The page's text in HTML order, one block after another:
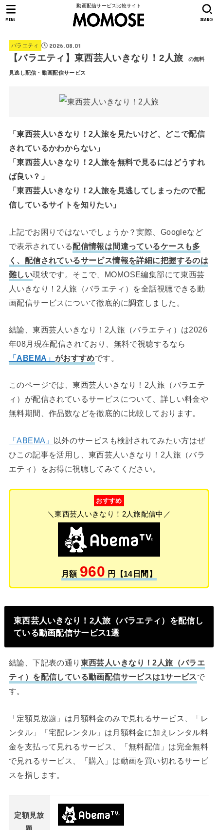
動画配信サービス比較サイト
SEARCH
MENU
バラエティ 2026.08.01
【バラエティ】東西芸人いきなり！2人旅 の無料
見逃し配信・動画配信サービス
「東西芸人いきなり！2人旅を見たいけど、どこで配信
されているかわからない」
「東西芸人いきなり！2人旅を無料で見るにはどうすれ
ば良い？」
「東西芸人いきなり！2人旅を見逃してしまったので配
信しているサイトを知りたい」
上記でお困りではないでしょうか？実際、Googleなど
で表示されている配信情報は間違っているケースも多
く、配信されているサービス情報を詳細に把握するのは
難しい現状です。そこで、MOMOSE編集部にて東西芸
人いきなり！2人旅（バラエティ）を全話視聴できる動
画配信サービスについて徹底的に調査しました。
結論、東西芸人いきなり！2人旅（バラエティ）は2026
年08月現在配信されており、無料で視聴するなら
「ABEMA」 がおすすめです。
このページでは、東西芸人いきなり！2人旅（バラエテ
ィ）が配信されているサービスについて、詳しい料金や
無料期間、作品数などを徹底的に比較しております。
「ABEMA」 以外のサービスも検討されてみたい方はぜ
ひこの記事を活用し、東西芸人いきなり！2人旅（バラ
エティ）をお得に視聴してみてください。
おすすめ
＼東西芸人いきなり！2人旅配信中／
月額 960 円【14日間】
東西芸人いきなり！2人旅（バラエティ）を配信し
ている動画配信サービス1選
結論、下記表の通り 東西芸人いきなり！2人旅（バラエ
ティ）を配信している動画配信サービスは1サービスで
す。
「定額見放題」は月額料金のみで見れるサービス、「レ
ンタル」「宅配レンタル」は月額料金に加えレンタル料
金を支払って見れるサービス、「無料配信」は完全無料
で見れるサービス、「購入」は動画を買い切れるサービ
スを指します。
定額見放